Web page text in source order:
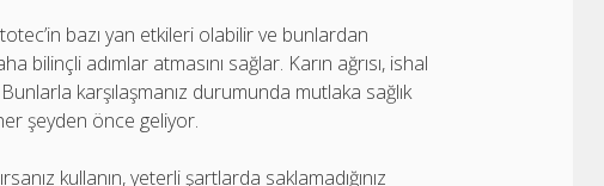
bazı yan etkileri olabilir ve bunlardan
bilinçli adımlar atmasını sağlar. Karın ağrısı, ishal
karşılaşmanız durumunda mutlaka sağlık
her şeyden önce geliyor.
kullanın, yeterli şartlarda saklamadığınız